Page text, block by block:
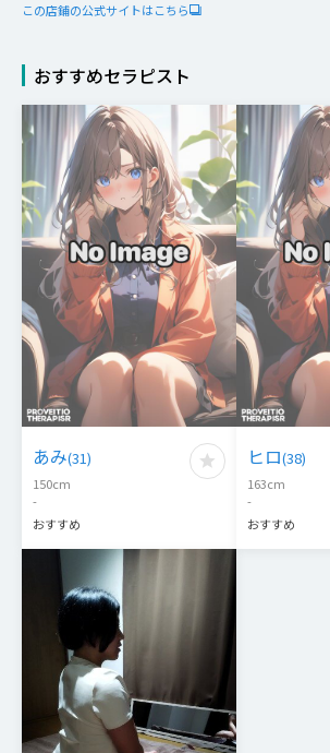
この店鋪の公式サイトはこちら
おすすめセラピスト
あみ(31)
150cm
-
おすすめ
ヒロ(38)
163cm
-
おすすめ